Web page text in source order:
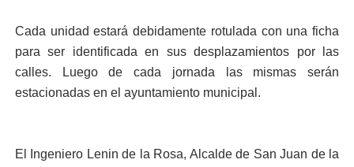
Cada unidad estará debidamente rotulada con una ficha
para ser identificada en sus desplazamientos por las
calles. Luego de cada jornada las mismas serán
estacionadas en el ayuntamiento municipal.
El Ingeniero Lenin de la Rosa, Alcalde de San Juan de la